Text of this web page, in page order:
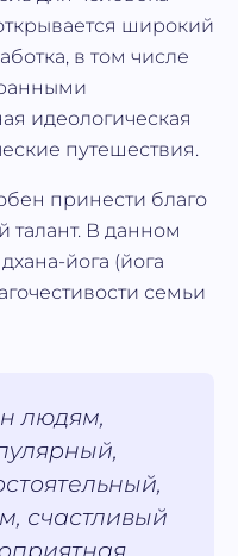
широкий
в том числе
идеологическая
путешествия.
принести благо
талант. В данном
йога (йога
семьи
людям,
счастливый